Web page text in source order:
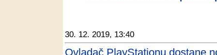
30. 12. 2019, 13:40
Ovladač PlayStationu dostane